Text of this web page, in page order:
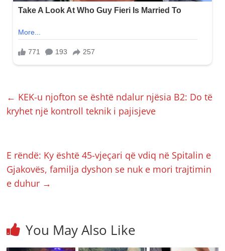
← KEK-u njofton se është ndalur njësia B2: Do të
kryhet një kontroll teknik i pajisjeve
E rëndë: Ky është 45-vjeçari që vdiq në Spitalin e
Gjakovës, familja dyshon se nuk e mori trajtimin
e duhur →
You May Also Like